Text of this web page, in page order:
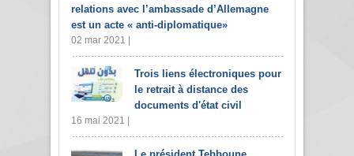
relations avec l’ambassade d’Allemagne
est un acte « anti-diplomatique»
02 mar 2021 |
Trois liens électroniques pour
le retrait à distance des
documents d'état civil
16 mai 2021 |